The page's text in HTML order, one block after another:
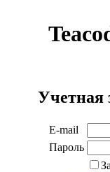
Учетная
E-mail
Пароль